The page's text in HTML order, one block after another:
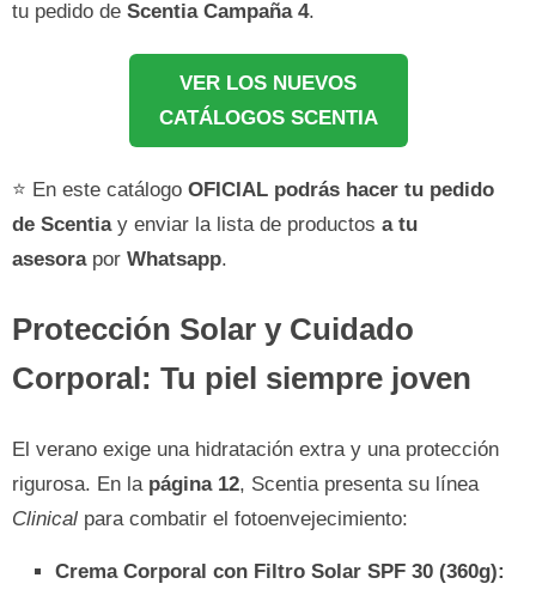
tu pedido de Scentia Campaña 4.
VER LOS NUEVOS
CATÁLOGOS SCENTIA
⭐ En este catálogo OFICIAL podrás hacer tu pedido
de Scentia y enviar la lista de productos a tu
asesora por Whatsapp.
Protección Solar y Cuidado
Corporal: Tu piel siempre joven
El verano exige una hidratación extra y una protección
rigurosa. En la página 12, Scentia presenta su línea
Clinical para combatir el fotoenvejecimiento:
Crema Corporal con Filtro Solar SPF 30 (360g):